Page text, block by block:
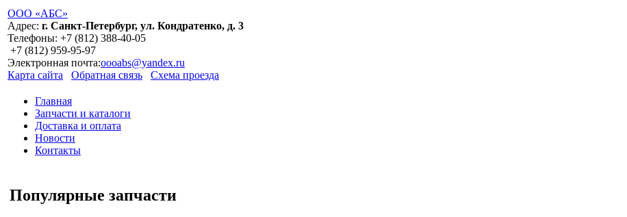
ООО «АБС»
Адрес: г. Санкт-Петербург, ул. Кондратенко, д. 3
Телефоны: +7 (812) 388-40-05
+7 (812) 959-95-97
Электронная почта:oooabs@yandex.ru
Карта сайта
Обратная связь Схема проезда
Главная
Запчасти и каталоги
Доставка и оплата
Новости
Контакты
Популярные запчасти